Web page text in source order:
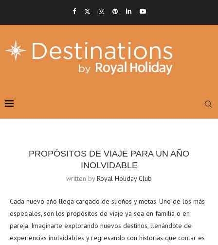
PROPÓSITOS DE VIAJE PARA UN AÑO
INOLVIDABLE
written byRoyal Holiday Club
Cada nuevo año llega cargado de sueños y metas. Uno de los más
especiales, son los propósitos de viaje ya sea en familia o en
pareja. Imaginarte explorando nuevos destinos, llenándote de
experiencias inolvidables y regresando con historias que contar es